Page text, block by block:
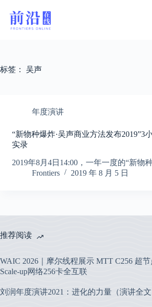
标签： 吴声
年度演讲
“新物种爆炸·吴声商业方法发布2019”3
实录
2019年8月4日14:00，一年一度的“新物
Frontiers
2019 年 8 月 5 日
推荐阅读
WAIC 2026｜摩尔线程展示 MTT C256 超
Scale-up网络256卡全互联
刘润年度演讲2021：进化的力量（演讲全文